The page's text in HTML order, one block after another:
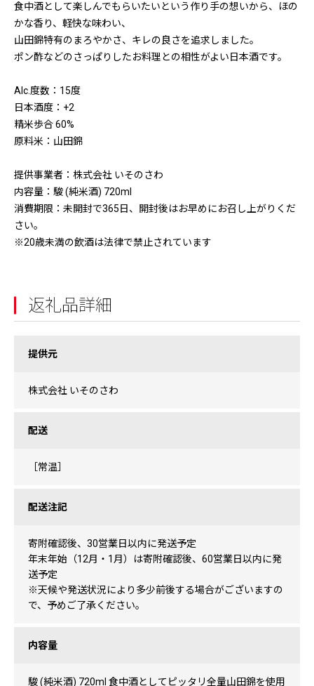
食中酒として楽しんでもらいたいという作り手の想いから、ほの
かな香り、軽快な味わい、
山田錦特有のまろやかさ、キレの良さを追求しました。
ポン酢などのさっぱりしたお料理との相性がよい日本酒です。
Alc.度数：15度
日本酒度：+2
精米歩合 60%
原料米：山田錦
提供事業者：株式会社 いそのさわ
内容量：駿 (純米酒) 720ml
消費期限：未開封で365日、開封後はお早めにお召し上がりくだ
さい。
※20歳未満の飲酒は法律で禁止されています
返礼品詳細
提供元
株式会社 いそのさわ
配送
［常温］
配送注記
寄附確認後、30営業日以内に発送予定
年末年始（12月・1月）は寄附確認後、60営業日以内に発
送予定
※天候や発送状況により多少前後する場合がございますの
で、予めご了承ください。
内容量
駿 (純米酒) 720ml 食中酒としてピッタリ全量山田錦を使用